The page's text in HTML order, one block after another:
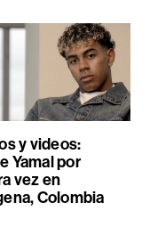
y videos:
Yamal por
vez en
Colombia